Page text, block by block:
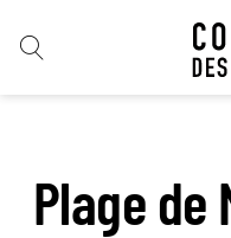
Plage de